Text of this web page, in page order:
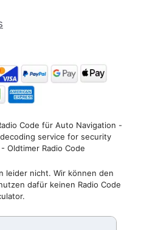
Code für Auto Navigation -
service for security
Oldtimer Radio Code
leider nicht. Wir können den
dafür keinen Radio Code